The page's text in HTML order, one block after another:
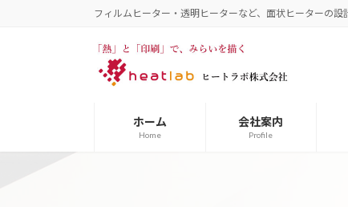
フィルムヒーター・透明ヒーターなど、面状ヒーターの
ホーム
Home
会社案内
Profile